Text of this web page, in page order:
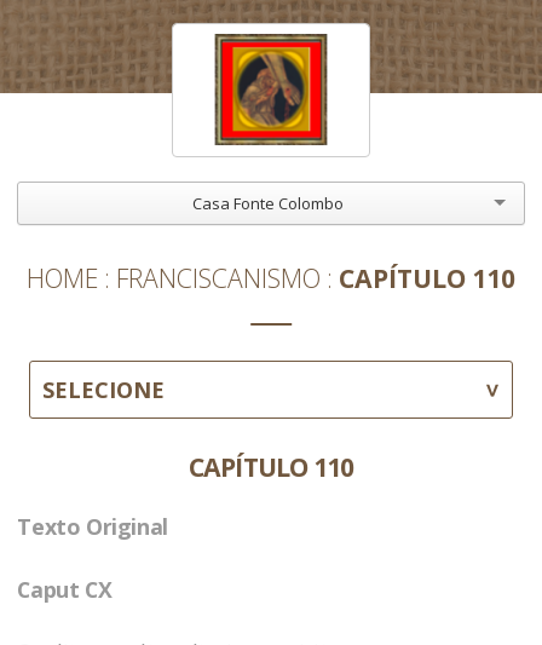
Casa Fonte Colombo
HOME FRANCISCANISMO CAPÍTULO 110
SELECIONE
CAPÍTULO 110
Texto Original
Caput CX